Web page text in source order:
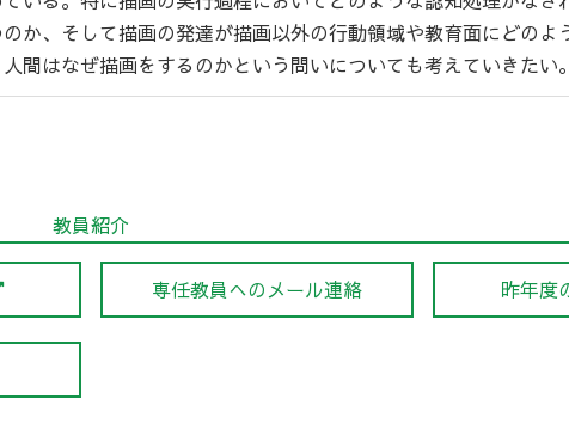
か、そして描画の発達が描画以外の行動領域や教育面にどのよ
間はなぜ描画をするのかという問いについても考えていきたい。
教員紹介
専任教員へのメール連絡 昨年度